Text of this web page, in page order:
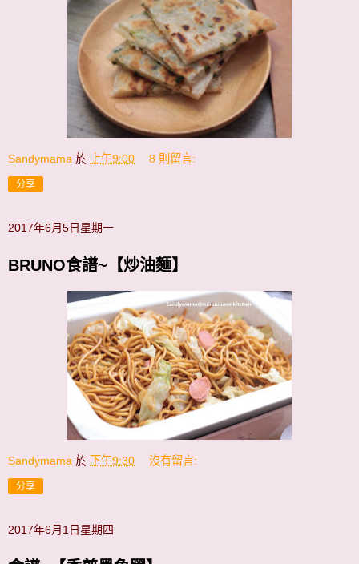
Sandymama 於 上午9:00 8 則留言:
分享
2017年6月5日星期一
BRUNO食譜~【炒油麵】
Sandymama 於 下午9:30 沒有留言:
分享
2017年6月1日星期四